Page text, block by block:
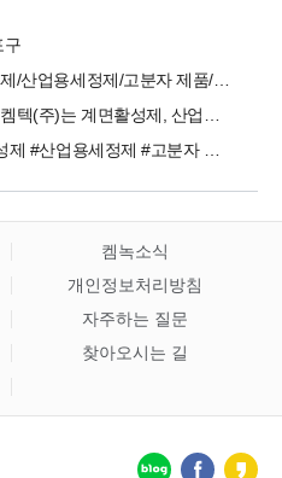
구
켐녹소식
개인정보처리방침
자주하는 질문
찾아오시는 길